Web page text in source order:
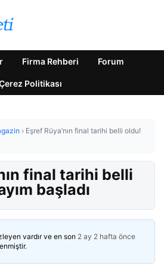
Firma Rehberi Forum
Politikası
› Eşref Rüya’nın final tarihi belli oldu!
final tarihi belli
başladı
vardır ve en son 2 ay 2 hafta önce